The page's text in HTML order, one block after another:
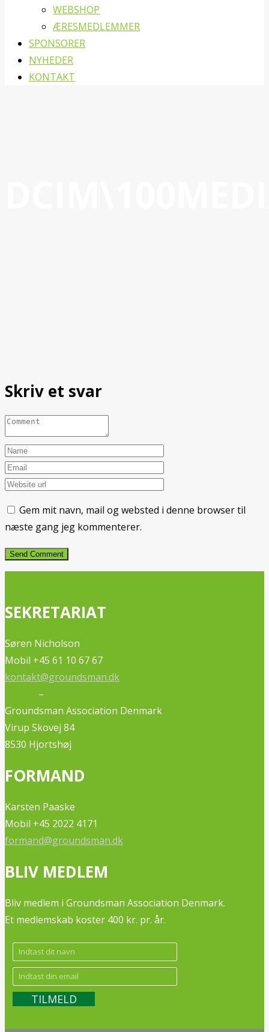
WEBSHOP
ÆRESMEDLEMMER
SPONSORER
NYHEDER
KONTAKT
Skriv et svar
Gem mit navn, mail og websted i denne browser til
næste gang jeg kommenterer.
SEKRETARIAT
Søren Nicholson
Mobil +45 61 10 67 67
kontakt@groundsman.dk
–
Groundsman Association Denmark
Virup Skovej 84
8530 Hjortshøj
FORMAND
Karsten Paaske
Mobil +45 2022 4171
formand@groundsman.dk
BLIV MEDLEM
Bliv medlem i Groundsman Association Denmark.
Et medlemskab koster 400 kr. pr. år.